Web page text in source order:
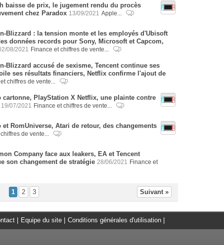
baisse de prix, le jugement rendu du procès
chez Paradox 13/09/2021 Apple...
Blizzard : la tension monte et les employés d'Ubisoft
données records pour Sony, Microsoft et Capcom,
08/2021 Finance et chiffres de vente...
Blizzard accusé de sexisme, Tencent continue ses
ses résultats financiers, Netflix confirme l'ajout de
chiffres de vente...
cartonne, PlayStation X Netflix, une plainte contre
19/07/2021 Finance et chiffres de vente...
RomUniverse, Atari de retour, des changements
de vente...
Company face aux leakers, EA et Tencent
son changement de stratégie 28/06/2021
Finance et
1 2 3 Suivant »
Equipe du site Conditions générales d'utilisation